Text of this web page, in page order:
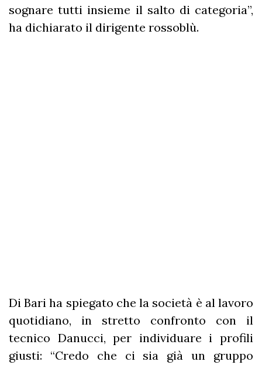
sognare tutti insieme il salto di categoria”,
ha dichiarato il dirigente rossoblù.
Di Bari ha spiegato che la società è al lavoro
quotidiano, in stretto confronto con il
tecnico Danucci, per individuare i profili
giusti: “Credo che ci sia già un gruppo